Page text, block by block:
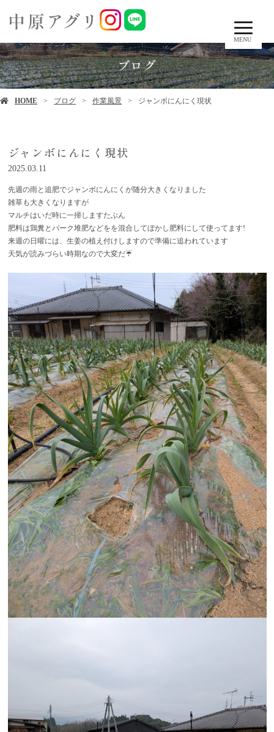
MENU
ブログ
HOME ブログ 作業風景 ジャンボにんにく現状
ジャンボにんにく現状
2025.03.11
先週の雨と追肥でジャンボにんにくが随分大きくなりました
雑草も大きくなりますが
マルチはいだ時に一掃しますたぶん
肥料は鶏糞とバーク堆肥などをを混合してぼかし肥料にして使ってます!
来週の日曜には、生姜の植え付けしますので準備に追われています
天気が読みづらい時期なので大変だ☔